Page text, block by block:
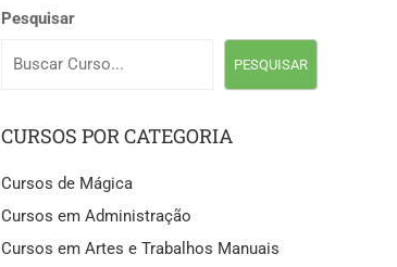
Pesquisar
PESQUISAR
CURSOS POR CATEGORIA
Cursos de Mágica
Cursos em Administração
Cursos em Artes e Trabalhos Manuais